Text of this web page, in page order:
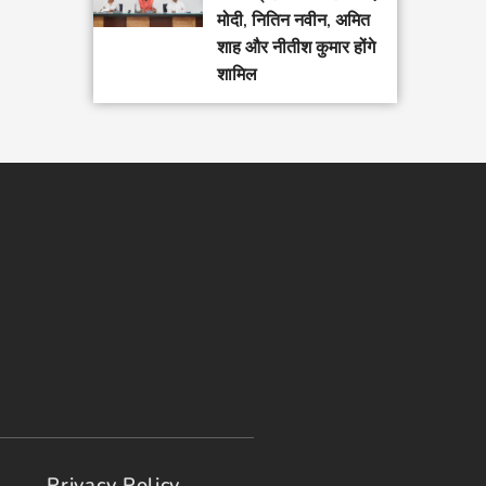
मोदी, नितिन नवीन, अमित
शाह और नीतीश कुमार होंगे
शामिल